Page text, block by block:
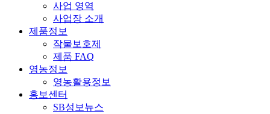
사업 영역
사업장 소개
제품정보
작물보호제
제품 FAQ
영농정보
영농활용정보
홍보센터
SB성보뉴스